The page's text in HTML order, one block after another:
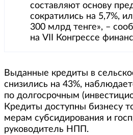
составляют основу
сократились на 5,7%,
300 млрд тенге», –
на VII Конгрессе
Выданные кредиты в
снизились на 43%,
по долгосрочным
Кредиты доступны бизнесу
мерам субсидирования и
руководитель НПП.